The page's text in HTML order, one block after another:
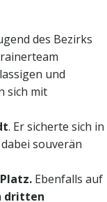
des Bezirks
und
sich mit
. Er sicherte sich in
souverän
Ebenfalls auf
dritten